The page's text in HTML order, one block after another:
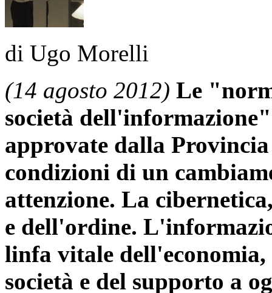
di Ugo Morelli
(14 agosto 2012) Le
società
approvate dalla
condizioni di un
attenzione. La
e dell'ordine.
linfa vitale
società e del supporto a